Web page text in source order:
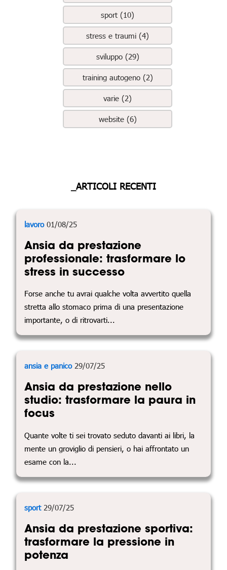
sport (10)
stress e traumi (4)
sviluppo (29)
training autogeno (2)
varie (2)
website (6)
_ARTICOLI RECENTI
lavoro01/08/25
Ansia da prestazione
professionale: trasformare lo
stress in successo
Forse anche tu avrai qualche volta avvertito quella
stretta allo stomaco prima di una presentazione
importante, o di ritrovarti...
ansia e panico29/07/25
Ansia da prestazione nello
studio: trasformare la paura in
focus
Quante volte ti sei trovato seduto davanti ai libri, la
mente un groviglio di pensieri, o hai affrontato un
esame con la...
sport29/07/25
Ansia da prestazione sportiva:
trasformare la pressione in
potenza